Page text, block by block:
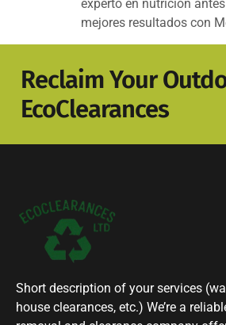
experto en nutrición
mejores resultados con
Reclaim Your
EcoClearances
Short description of your services
house clearances, etc.) We’re a